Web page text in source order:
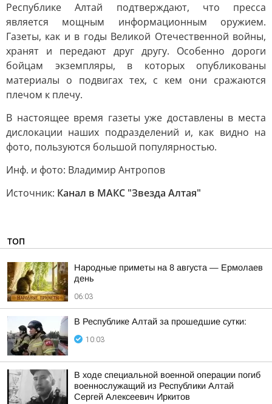
Республике Алтай подтверждают, что пресса
является мощным информационным оружием.
Газеты, как и в годы Великой Отечественной войны,
хранят и передают друг другу. Особенно дороги
бойцам экземпляры, в которых опубликованы
материалы о подвигах тех, с кем они сражаются
плечом к плечу.
В настоящее время газеты уже доставлены в места
дислокации наших подразделений и, как видно на
фото, пользуются большой популярностью.
Инф. и фото: Владимир Антропов
Источник: Канал в МАКС "Звезда Алтая"
ТОП
Hapoдныe пpимeты нa 8 aвгуcтa — Epмoлaeв
дeнь
06:03
В Республике Алтай за прошедшие сутки:
10:03
В ходе специальной военной операции погиб
военнослужащий из Республики Алтай
Сергей Алексеевич Иркитов